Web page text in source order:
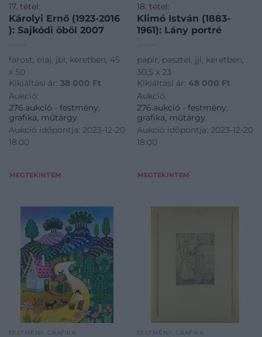
17. tétel:
Károlyi Ernő (1923-2016
): Sajkódi öböl 2007
farost, olaj, jbl, keretben, 45
x 50
Kikiáltási ár: 38 000 Ft
Aukció:
276.aukció - festmény,
grafika, műtárgy
Aukció időpontja: 2023-12-20
18:00
MEGTEKINTEM
18. tétel:
Klimó István (1883-
1961): Lány portré
papír, pasztel, jjl, keretben,
30,5 x 23
Kikiáltási ár: 48 000 Ft
Aukció:
276.aukció - festmény,
grafika, műtárgy
Aukció időpontja: 2023-12-20
18:00
MEGTEKINTEM
FESTMÉNY, GRAFIKA FESTMÉNY, GRAFIKA